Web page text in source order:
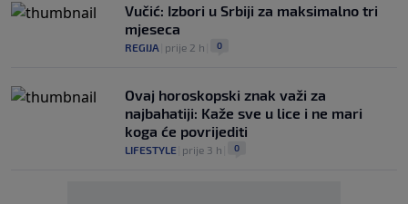
Vučić: Izbori u Srbiji za maksimalno tri
mjeseca
REGIJA prije 2 h 0
Ovaj horoskopski znak važi za
najbahatiji: Kaže sve u lice i ne mari
koga će povrijediti
LIFESTYLE prije 3 h 0